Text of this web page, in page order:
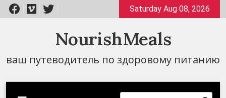
Перейти
к
Saturday Aug 08, 2026
NourishMeals
ваш путеводитель по здоровому питанию